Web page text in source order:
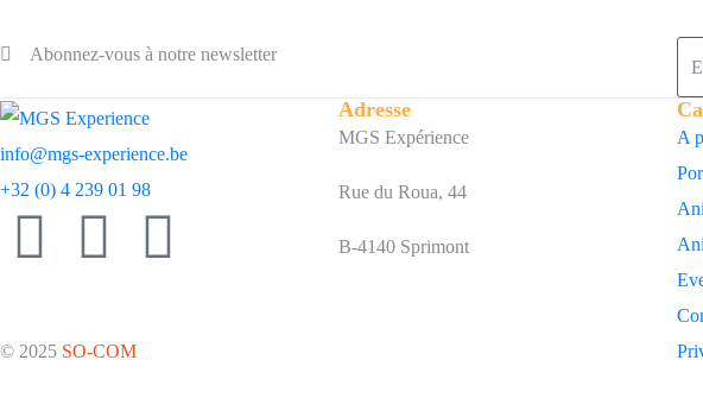
Abonnez-vous à notre newsletter
info@mgs-experience.be
+32 (0) 4 239 01 98
Adresse
MGS Expérience
Rue du Roua, 44
B-4140 Sprimont
A
© 2025 SO-COM